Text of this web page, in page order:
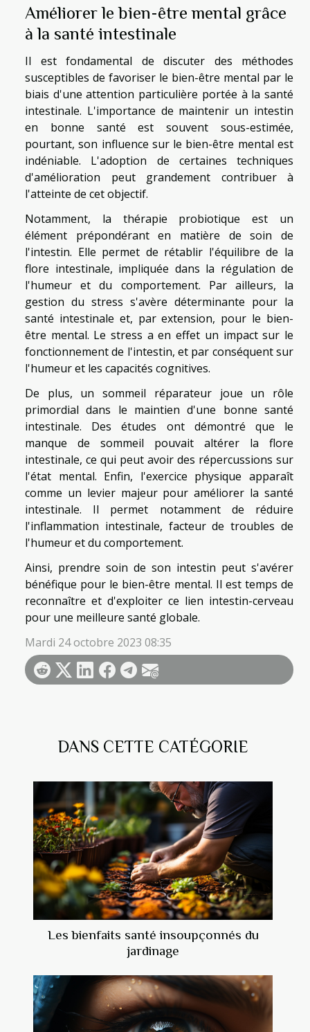
DANS CETTE CATÉGORIE
Les bienfaits santé insoupçonnés du
jardinage
Améliorer le bien-être mental grâce
à la santé intestinale
Il est fondamental de discuter des méthodes
susceptibles de favoriser le bien-être mental par le
biais d'une attention particulière portée à la santé
intestinale. L'importance de maintenir un intestin
en bonne santé est souvent sous-estimée,
pourtant, son influence sur le bien-être mental est
indéniable. L'adoption de certaines techniques
d'amélioration peut grandement contribuer à
l'atteinte de cet objectif.
Notamment, la thérapie probiotique est un
élément prépondérant en matière de soin de
l'intestin. Elle permet de rétablir l'équilibre de la
flore intestinale, impliquée dans la régulation de
l'humeur et du comportement. Par ailleurs, la
gestion du stress s'avère déterminante pour la
santé intestinale et, par extension, pour le bien-
être mental. Le stress a en effet un impact sur le
fonctionnement de l'intestin, et par conséquent sur
l'humeur et les capacités cognitives.
De plus, un sommeil réparateur joue un rôle
primordial dans le maintien d'une bonne santé
intestinale. Des études ont démontré que le
manque de sommeil pouvait altérer la flore
intestinale, ce qui peut avoir des répercussions sur
l'état mental. Enfin, l'exercice physique apparaît
comme un levier majeur pour améliorer la santé
intestinale. Il permet notamment de réduire
l'inflammation intestinale, facteur de troubles de
l'humeur et du comportement.
Ainsi, prendre soin de son intestin peut s'avérer
bénéfique pour le bien-être mental. Il est temps de
reconnaître et d'exploiter ce lien intestin-cerveau
pour une meilleure santé globale.
Mardi 24 octobre 2023 08:35